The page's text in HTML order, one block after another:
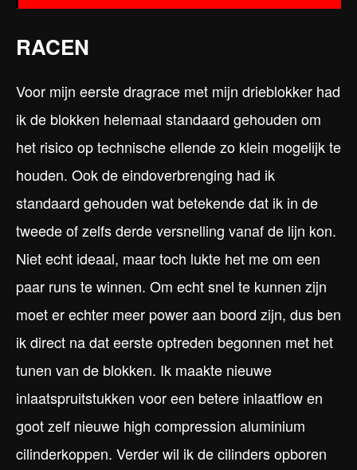
RACEN
Voor mijn eerste dragrace met mijn drieblokker had
ik de blokken helemaal standaard gehouden om
het risico op technische ellende zo klein mogelijk te
houden. Ook de eindoverbrenging had ik
standaard gehouden wat betekende dat ik in de
tweede of zelfs derde versnelling vanaf de lijn kon.
Niet echt ideaal, maar toch lukte het me om een
paar runs te winnen. Om echt snel te kunnen zijn
moet er echter meer power aan boord zijn, dus ben
ik direct na dat eerste optreden begonnen met het
tunen van de blokken. Ik maakte nieuwe
inlaatspruitstukken voor een betere inlaatflow en
goot zelf nieuwe high compression aluminium
cilinderkoppen. Verder wil ik de cilinders opboren